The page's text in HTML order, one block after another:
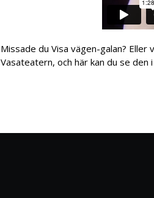
Missade du Visa vägen-galan?
Vasateatern, och här kan du se den